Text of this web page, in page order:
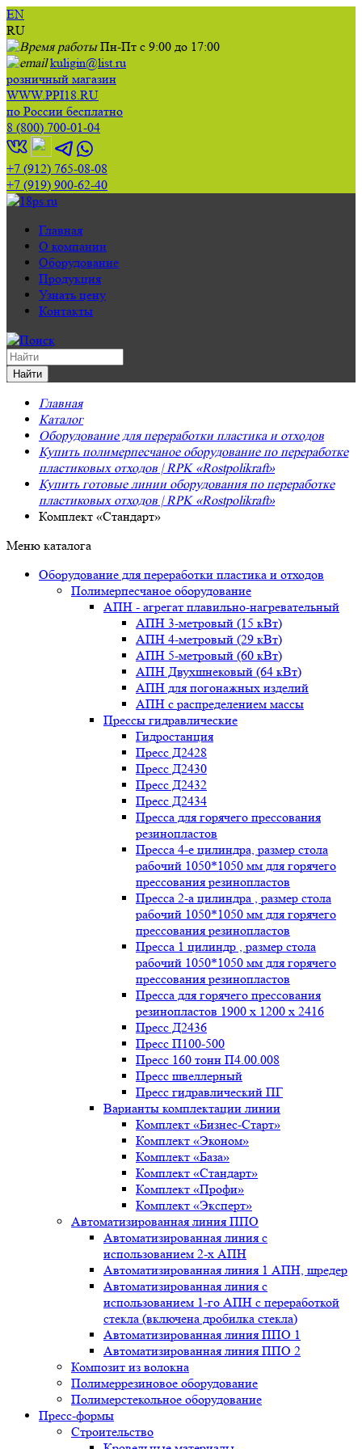
EN
RU
Пн-Пт с 9:00 до 17:00
kuligin@list.ru
розничный магазин
WWW.PPI18.RU
по России бесплатно
8 (800) 700-01-04
+7 (912) 765-08-08
+7 (919) 900-62-40
Главная
О компании
Оборудование
Продукция
Узнать цену
Контакты
Главная
Каталог
Оборудование для переработки пластика и отходов
Купить полимерпесчаное оборудование по переработке
пластиковых отходов | RPK «Rostpolikraft»
Купить готовые линии оборудования по переработке
пластиковых отходов | RPK «Rostpolikraft»
Комплект «Стандарт»
Меню каталога
Оборудование для переработки пластика и отходов
Полимерпесчаное оборудование
АПН - агрегат плавильно-нагревательный
АПН 3-метровый (15 кВт)
АПН 4-метровый (29 кВт)
АПН 5-метровый (60 кВт)
АПН Двухшнековый (64 кВт)
АПН для погонажных изделий
АПН с распределением массы
Прессы гидравлические
Гидростанция
Пресс Д2428
Пресс Д2430
Пресс Д2432
Пресс Д2434
Пресса для горячего прессования
резинопластов
Пресса 4-е цилиндра, размер стола
рабочий 1050*1050 мм для горячего
прессования резинопластов
Пресса 2-а цилиндра , размер стола
рабочий 1050*1050 мм для горячего
прессования резинопластов
Пресса 1 цилиндр , размер стола
рабочий 1050*1050 мм для горячего
прессования резинопластов
Пресса для горячего прессования
резинопластов 1900 х 1200 х 2416
Пресс Д2436
Пресс П100-500
Пресс 160 тонн П4.00.008
Пресс швеллерный
Пресс гидравлический ПГ
Варианты комплектации линии
Комплект «Бизнес-Старт»
Комплект «Эконом»
Комплект «База»
Комплект «Стандарт»
Комплект «Профи»
Комплект «Эксперт»
Автоматизированная линия ППО
Автоматизированная линия с
использованием 2-х АПН
Автоматизированная линия 1 АПН, шредер
Автоматизированная линия с
использованием 1-го АПН с переработкой
стекла (включена дробилка стекла)
Автоматизированная линия ППО 1
Автоматизированная линия ППО 2
Композит из волокна
Полимеррезиновое оборудование
Полимерстекольное оборудование
Пресс-формы
Строительство